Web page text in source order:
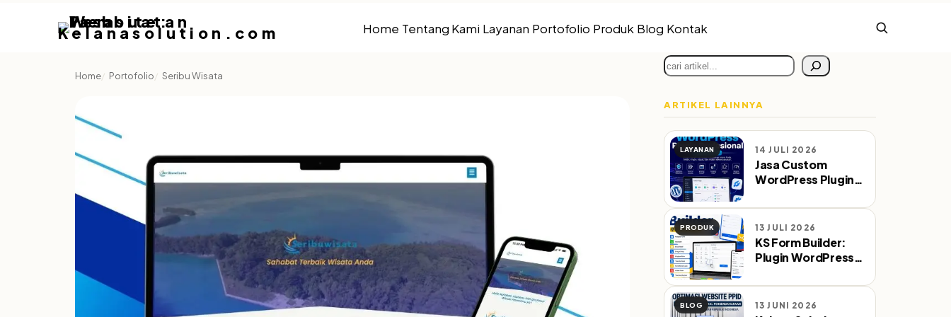
Home Tentang Kami Layanan Portofolio Produk Blog Kontak
Home Portofolio Seribu Wisata
Cari
ARTIKEL LAINNYA
LAYANAN 14 JULI 2026
Jasa Custom
WordPress Plugin
2010
PRODUK 13 JULI 2026
KS Form Builder:
Plugin WordPress
dengan WA & Email
Notifikasi
BLOG 13 JUNI 2026